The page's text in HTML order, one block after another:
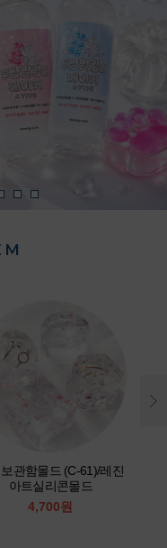
관함몰드 (C-61)/레진
아트실리콘몰드
4,700원